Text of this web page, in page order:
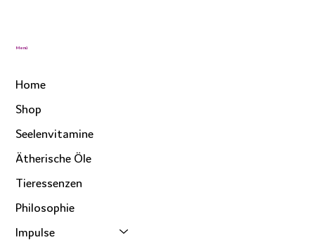
Menü
Home
Shop
Seelenvitamine
Ätherische Öle
Tieressenzen
Philosophie
Impulse